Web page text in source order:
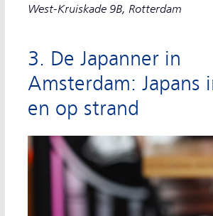
West-Kruiskade 9B, Rotterdam
3. De Japanner in
Amsterdam: Japans
en op strand